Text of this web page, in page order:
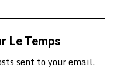
Le Temps
sent to your email.